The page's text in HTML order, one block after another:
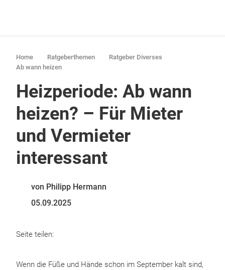
Home Ratgeberthemen
Ratgeber Diverses
Ab wann heizen
Heizperiode: Ab wann
heizen? – Für Mieter
und Vermieter
interessant
von Philipp Hermann
05.09.2025
Seite teilen:
Wenn die Füße und Hände schon im September kalt sind,